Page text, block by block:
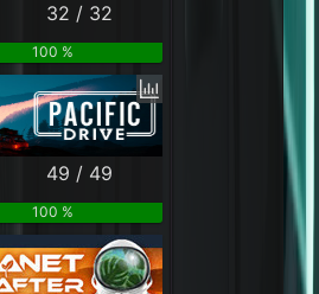
32 / 32
100 %
49 / 49
100 %